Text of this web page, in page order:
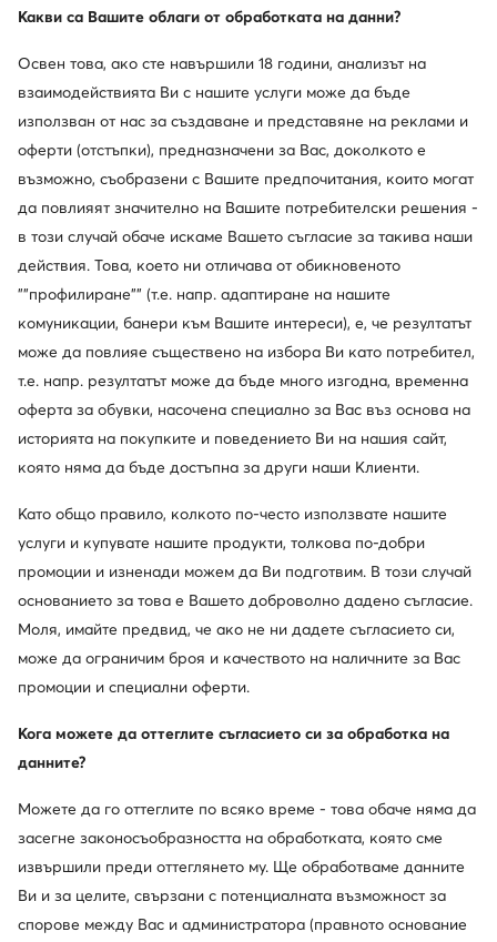
DeeZee
Боти · Бежов
weCare
G-Star Raw
Боти · Бежов
Jenny Fairy
Боти · Бежов · 8 cm
38,34€
Beverly Hills Polo Club
Боти · Бежов
56,24€
Какви са Вашите облаги от обработката на данни?
Освен това, ако сте навършили 18 години, анализът на
взаимодействията Ви с нашите услуги може да бъде
използван от нас за създаване и представяне на реклами и
оферти (отстъпки), предназначени за Вас, доколкото е
възможно, съобразени с Вашите предпочитания, които могат
да повлияят значително на Вашите потребителски решения -
в този случай обаче искаме Вашето съгласие за такива наши
действия. Това, което ни отличава от обикновеното
""профилиране"" (т.е. напр. адаптиране на нашите
комуникации, банери към Вашите интереси), е, че резултатът
може да повлияе съществено на избора Ви като потребител,
т.е. напр. резултатът може да бъде много изгодна, временна
оферта за обувки, насочена специално за Вас въз основа на
историята на покупките и поведението Ви на нашия сайт,
която няма да бъде достъпна за други наши Клиенти.
Като общо правило, колкото по-често използвате нашите
услуги и купувате нашите продукти, толкова по-добри
промоции и изненади можем да Ви подготвим. В този случай
основанието за това е Вашето доброволно дадено съгласие.
Моля, имайте предвид, че ако не ни дадете съгласието си,
може да ограничим броя и качеството на наличните за Вас
промоции и специални оферти.
Кога можете да оттеглите съгласието си за обработка на
данните?
Можете да го оттеглите по всяко време - това обаче няма да
засегне законосъобразността на обработката, която сме
извършили преди оттеглянето му. Ще обработваме данните
Ви и за целите, свързани с потенциалната възможност за
спорове между Вас и администратора (правното основание